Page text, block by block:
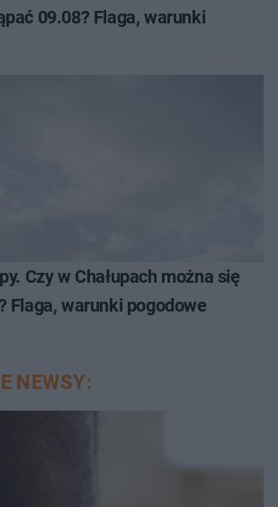
09.08? Flaga, warunki
Czy w Chałupach można się
Flaga, warunki pogodowe
NEWSY: